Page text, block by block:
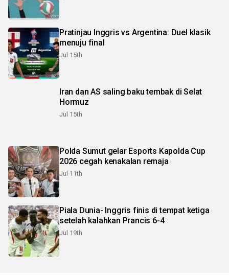
Pratinjau Inggris vs Argentina: Duel klasik
menuju final
Jul 15th
Iran dan AS saling baku tembak di Selat
Hormuz
Jul 15th
Polda Sumut gelar Esports Kapolda Cup
2026 cegah kenakalan remaja
Jul 11th
Piala Dunia- Inggris finis di tempat ketiga
setelah kalahkan Prancis 6-4
Jul 19th